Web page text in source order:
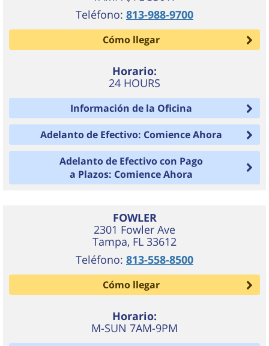
Teléfono: 813-988-9700
Cómo llegar
Horario:
24 HOURS
Información de la Oficina
Adelanto de Efectivo: Comience Ahora
Adelanto de Efectivo con Pago
a Plazos: Comience Ahora
FOWLER
2301 Fowler Ave
Tampa, FL 33612
Teléfono: 813-558-8500
Cómo llegar
Horario:
M-SUN 7AM-9PM